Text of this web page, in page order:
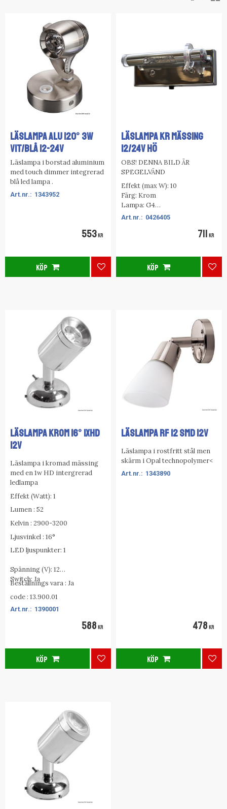
LÄSLAMPA ALU 120° 3W
VIT/BLÅ 12-24V
Läslampa i borstad aluminium
med touch dimmer integrerad
blå led lampa .
1343952
553 KR
Lägg till i favoriter
KÖP
LÄSLAMPA KR MÄSSING
12/24V HÖ
OBS! DENNA BILD ÄR
SPEGELVÄND
Effekt (max W): 10
Färg: Krom
Lampa: G4
Spänning (V): 12
Väggfäste bredd (mm): 146
0426405
711 KR
KÖP
LÄSLAMPA KROM 16° 1xHD
12V
Läslampa i kromad mässing
med en 1w HD intergrerad
ledlampa
Effekt (Watt): 1
Lumen : 52
Kelvin : 2900-3200
Ljusvinkel : 16°
LED ljuspunkter: 1
Spänning (V): 12
Switch: Ja
Beställnings vara : Ja
code : 13.900.01
1390001
588 KR
Lägg till i favoriter
KÖP
LÄSLAMPA RF 12 SMD 12V
Läslampa i rostfritt stål men
skärm i Opal technopolymer<
1343890
478 KR
KÖP